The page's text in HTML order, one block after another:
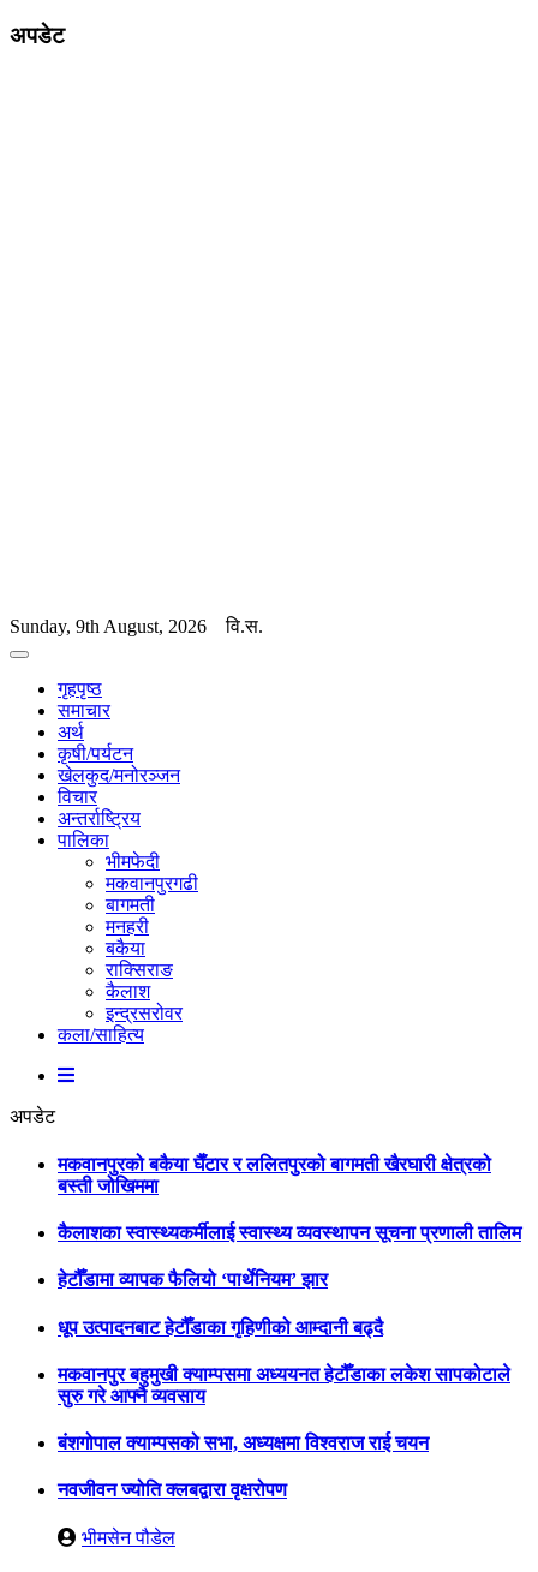
अपडेट
Sunday, 9th August, 2026 वि.स.
गृहपृष्ठ
समाचार
अर्थ
कृषी/पर्यटन
खेलकुद/मनोरञ्जन
विचार
अन्तर्राष्ट्रिय
पालिका
भीमफेदी
मकवानपुरगढी
बागमती
मनहरी
बकैया
राक्सिराङ
कैलाश
इन्द्रसरोवर
कला/साहित्य
अपडेट
मकवानपुरको बकैया घैँटार र ललितपुरको बागमती खैरघारी क्षेत्रको
बस्ती जोखिममा
कैलाशका स्वास्थ्यकर्मीलाई स्वास्थ्य व्यवस्थापन सूचना प्रणाली तालिम
हेटौँडामा व्यापक फैलियो ‘पार्थेनियम’ झार
धूप उत्पादनबाट हेटौँडाका गृहिणीको आम्दानी बढ्दै
मकवानपुर बहुमुखी क्याम्पसमा अध्ययनत हेटौँडाका लकेश सापकोटाले
सुरु गरे आफ्नै व्यवसाय
बंशगोपाल क्याम्पसको सभा, अध्यक्षमा विश्वराज राई चयन
नवजीवन ज्योति क्लबद्वारा वृक्षरोपण
भीमसेन पौडेल